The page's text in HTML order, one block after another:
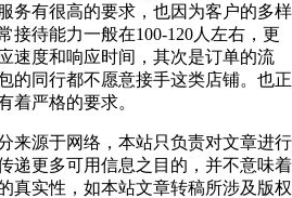
务有很高的要求，也因为客户的多样
接待能力一般在100-120人左右，更
速度和响应时间，其次是订单的流
的同行都不愿意接手这类店铺。也正
着严格的要求。
来源于网络，本站只负责对文章进行
递更多可用信息之目的，并不意味着
真实性，如本站文章转稿所涉及版权